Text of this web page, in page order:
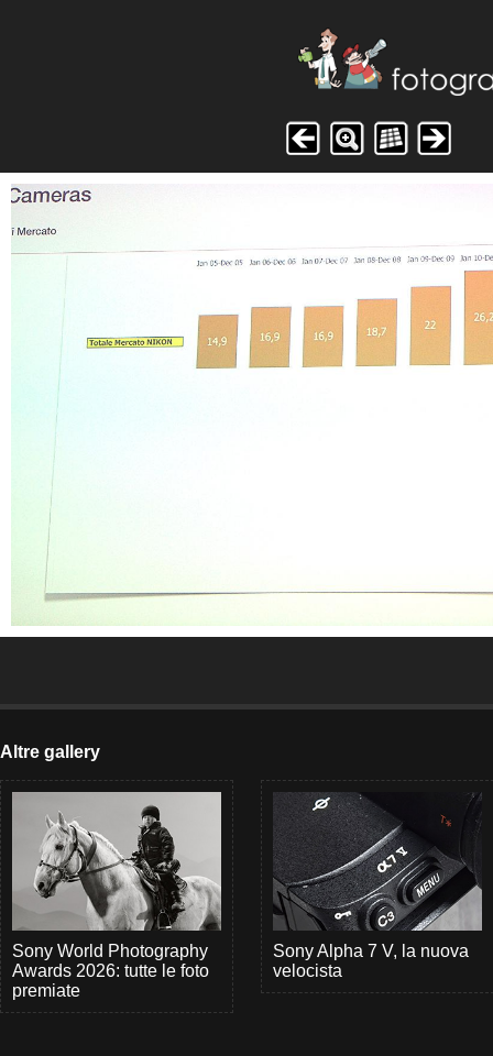
Altre gallery
Sony World Photography
Awards 2026: tutte le foto
premiate
Sony Alpha 7 V, la nuova
velocista